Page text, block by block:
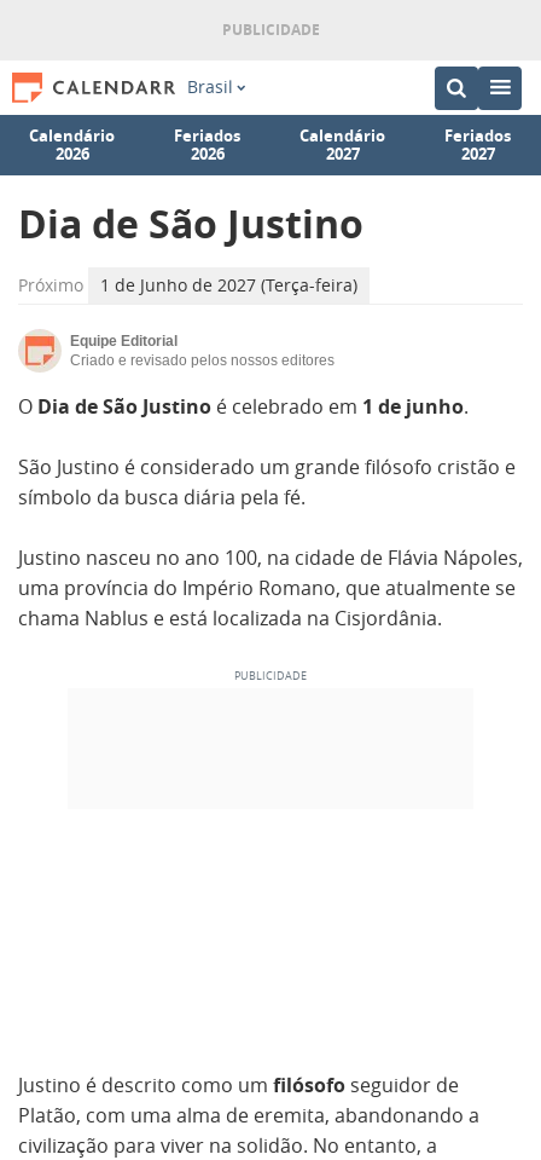
Brasil
Calendário
2026
Feriados
2026
Calendário
2027
Feriados
2027
Dia de São Justino
Próximo 1 de Junho de 2027 (Terça-feira)
Equipe Editorial
Criado e revisado pelos nossos editores
O Dia de São Justino é celebrado em 1 de junho.
São Justino é considerado um grande filósofo cristão e
símbolo da busca diária pela fé.
Justino nasceu no ano 100, na cidade de Flávia Nápoles,
uma província do Império Romano, que atualmente se
chama Nablus e está localizada na Cisjordânia.
Justino é descrito como um filósofo seguidor de
Platão, com uma alma de eremita, abandonando a
civilização para viver na solidão. No entanto, a